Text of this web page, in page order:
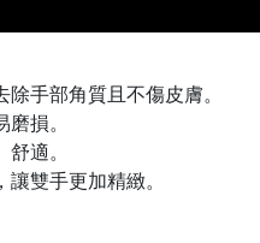
手部角質且不傷皮膚。
損。
適。
雙手更加精緻。